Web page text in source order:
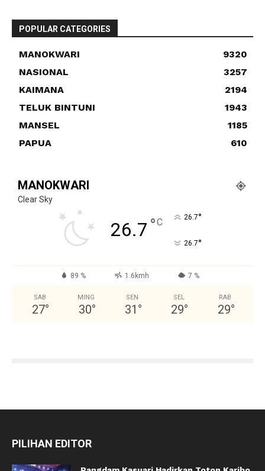
POPULAR CATEGORIES
MANOKWARI
9320
NASIONAL
3257
KAIMANA
2194
TELUK BINTUNI
1943
MANSEL
1185
PAPUA
610
MANOKWARI
Clear Sky
26.7 °C 26.7°
26.7°
89 % 1.6kmh 7 %
SAB
27°
MING
30°
SEN
31 °
SEL
29°
RAB
29°
PILIHAN EDITOR